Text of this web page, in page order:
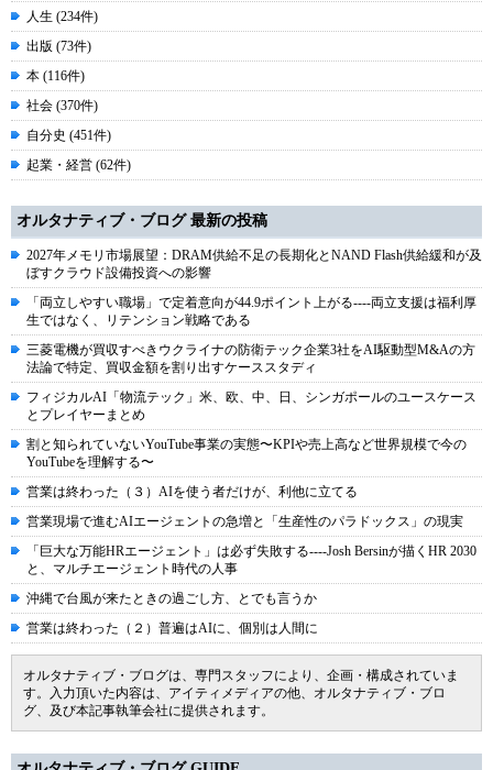
人生 (234件)
出版 (73件)
本 (116件)
社会 (370件)
自分史 (451件)
起業・経営 (62件)
オルタナティブ・ブログ 最新の投稿
2027年メモリ市場展望：DRAM供給不足の長期化とNAND Flash供給緩和が及
ぼすクラウド設備投資への影響
「両立しやすい職場」で定着意向が44.9ポイント上がる----両立支援は福利厚
生ではなく、リテンション戦略である
三菱電機が買収すべきウクライナの防衛テック企業3社をAI駆動型M&Aの方
法論で特定、買収金額を割り出すケーススタディ
フィジカルAI「物流テック」米、欧、中、日、シンガポールのユースケース
とプレイヤーまとめ
割と知られていないYouTube事業の実態〜KPIや売上高など世界規模で今の
YouTubeを理解する〜
営業は終わった（３）AIを使う者だけが、利他に立てる
営業現場で進むAIエージェントの急増と「生産性のパラドックス」の現実
「巨大な万能HRエージェント」は必ず失敗する----Josh Bersinが描くHR 2030
と、マルチエージェント時代の人事
沖縄で台風が来たときの過ごし方、とでも言うか
営業は終わった（２）普遍はAIに、個別は人間に
オルタナティブ・ブログは、専門スタッフにより、企画・構成されていま
す。入力頂いた内容は、アイティメディアの他、オルタナティブ・ブロ
グ、及び本記事執筆会社に提供されます。